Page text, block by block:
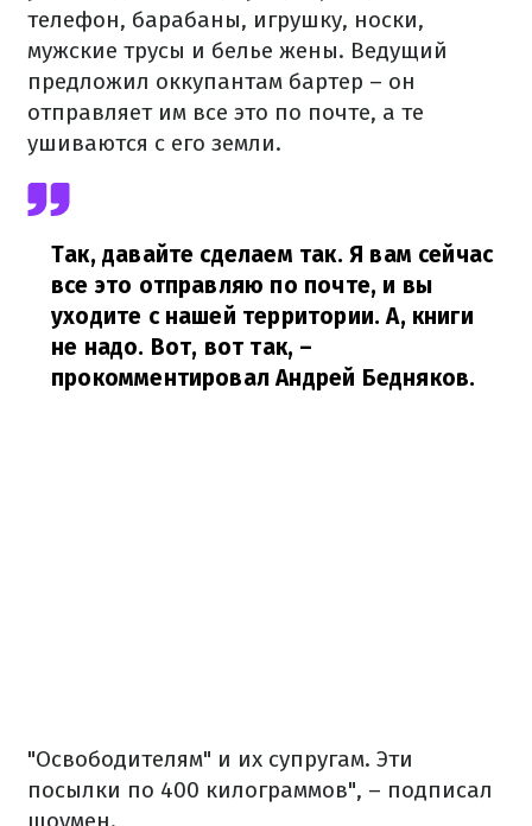
телефон, барабаны, игрушку, носки,
мужские трусы и белье жены. Ведущий
предложил оккупантам бартер – он
отправляет им все это по почте, а те
ушиваются с его земли.
Так, давайте сделаем так. Я вам сейчас
все это отправляю по почте, и вы
уходите с нашей территории.А, книги
не надо. Вот, вот так, –
прокомментировал Андрей Бедняков.
"Освободителям" и их супругам. Эти
посылки по 400 килограммов", – подписал